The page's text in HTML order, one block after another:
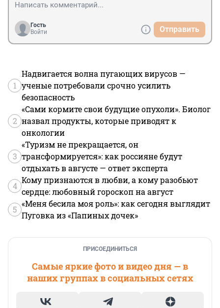
Гость
Войти
Отправить
1
Надвигается волна пугающих вирусов —
ученые потребовали срочно усилить
безопасность
2
«Сами кормите свои будущие опухоли». Биолог
назвал продукты, которые приводят к
онкологии
3
«Туризм не прекращается, он
трансформируется»: как россияне будут
отдыхать в августе — ответ эксперта
4
Кому признаются в любви, а кому разобьют
сердце: любовный гороскоп на август
5
«Меня бесила моя роль»: как сегодня выглядит
Пуговка из «Папиных дочек»
ПРИСОЕДИНИТЬСЯ
Самые яркие фото и видео дня — в
наших группах в социальных сетях